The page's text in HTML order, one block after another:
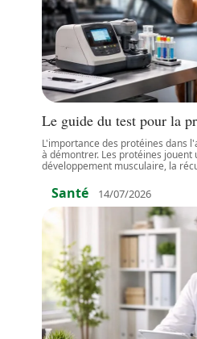
Le guide du test pour la
L'importance des protéines dans
à démontrer. Les protéines jouent
développement musculaire, la
Santé 14/07/2026